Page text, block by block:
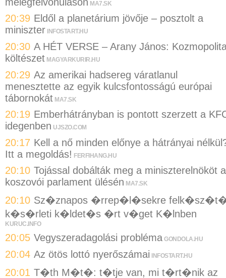
MA7.SK
20:39 Eldől a planetárium jövője – posztolt a
miniszter INFOSTART.HU
20:30 A HÉT VERSE – Arany János:
költészet MAGYARKURIR.HU
20:29 Az amerikai hadsereg váratlanul
menesztette az egyik kulcsfontosságú európai
tábornokát MA7.SK
20:19 Emberhátrányban is pontott szerzett a
idegenben UJSZO.COM
20:17 Kell a nő minden előnye a hátrányai
Itt a megoldás! FERFIHANG.HU
20:10 Tojással dobálták meg a miniszterelnököt a
koszovói parlament ülésén MA7.SK
20:10 Sz�znapos �rrep�l�sekre
k�s�rleti k�ldet�s �rt v�get K�lnben
KURUC.INFO
20:05 Vegyszeradagolási probléma GONDOLA.HU
20:04 Az ötös lottó nyerőszámai INFOSTART.HU
20:01 T�th M�t�: t�tje van, mi t�rt�nik az